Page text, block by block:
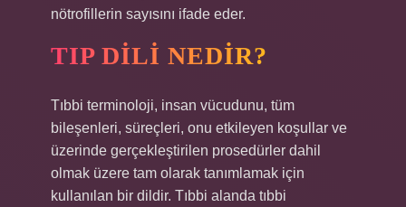
nötrofillerin sayısını ifade eder.
TIP DILI NEDIR?
Tıbbi terminoloji, insan vücudunu, tüm
bileşenleri, süreçleri, onu etkileyen koşullar ve
üzerinde gerçekleştirilen prosedürler dahil
olmak üzere tam olarak tanımlamak için
kullanılan bir dildir. Tıbbi alanda tıbbi